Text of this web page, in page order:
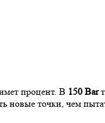
процент. В 150 Bar
новые точки, чем